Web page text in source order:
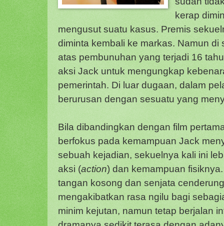
kerap
mengusut suatu kasus. Premis
diminta kembali ke markas. Namun di
atas pembunuhan yang terjadi 16
aksi Jack untuk mengungkap
pemerintah. Di luar dugaan, dalam
berurusan dengan sesuatu yang
Bila dibandingkan dengan film
berfokus pada kemampuan Jack
sebuah kejadian, sekuelnya kali ini
aksi (action) dan kemampuan
tangan kosong dan senjata
mengakibatkan rasa ngilu bagi
minim kejutan, namun tetap berjalan